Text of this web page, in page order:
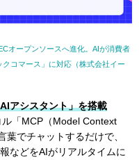
オープンソースへ進化。AIが消費者
コマース」に対応（株式会社イー
アシスタント」を搭載
「MCP（Model Context
でチャットするだけで、
などをAIがリアルタイムに